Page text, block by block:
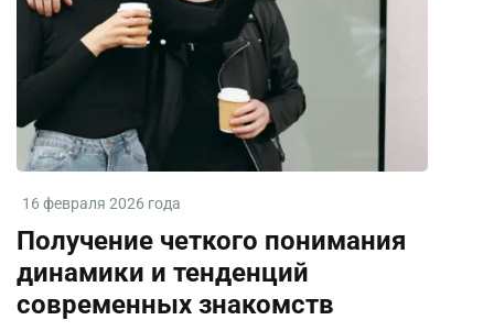
16 февраля 2026 года
Получение четкого понимания
динамики и тенденций
современных знакомств